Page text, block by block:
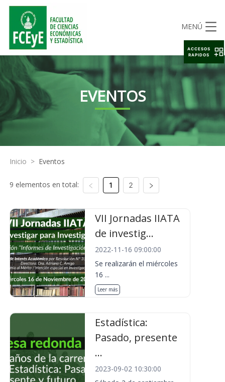
MENÚ
EVENTOS
Inicio > Eventos
9 elementos en total: 1 2
VII Jornadas IIATA
de investig...
2022-11-16 09:00:00
Se realizarán el miércoles
16 ...
Leer más
Estadística:
Pasado, presente
...
2023-09-02 10:30:00
ACCESOS
RAPIDOS